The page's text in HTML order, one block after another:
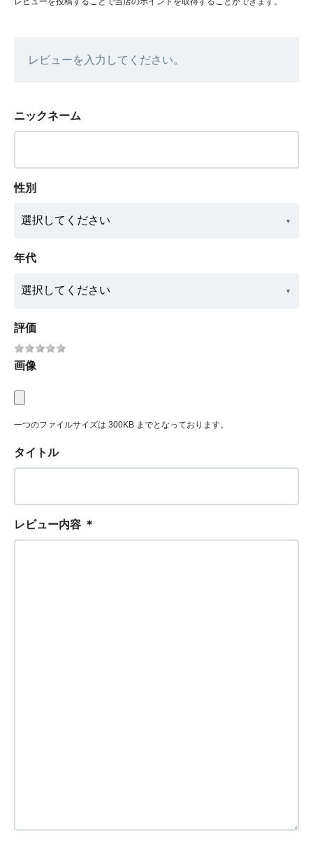
レビューを入力してください。
ニックネーム
性別
年代
評価
画像
一つのファイルサイズは 300KB までとなっております。
タイトル
レビュー内容 ＊